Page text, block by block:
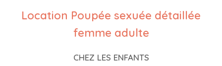
Location Poupée sexuée détaillée
femme adulte
CHEZ LES ENFANTS